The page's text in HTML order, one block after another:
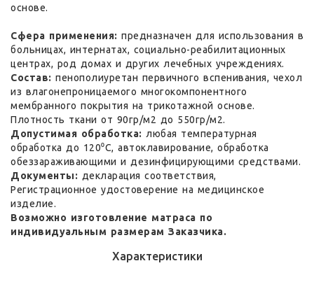
основе.
Сфера применения: предназначен для использования в
больницах, интернатах, социально-реабилитационных
центрах, род домах и других лечебных учреждениях.
Состав: пенополиуретан первичного вспенивания, чехол
из влагонепроницаемого многокомпонентного
мембранного покрытия на трикотажной основе.
Плотность ткани от 90гр/м2 до 550гр/м2.
Допустимая обработка: любая температурная
обработка до 120⁰С, автоклавирование, обработка
обеззараживающими и дезинфицирующими средствами.
Документы: декларация соответствия,
Регистрационное удостоверение на медицинское
изделие.
Возможно изготовление матраса по
индивидуальным размерам Заказчика.
Характеристики